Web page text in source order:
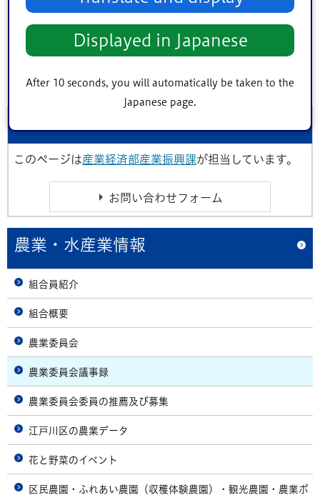
Displayed in Japanese
After 10 seconds, you will automatically be taken to the
Japanese page.
令和6年2月22日 第8回農業委員会議事録（PDF：
217KB）
このページは産業経済部産業振興課が担当しています。
農業・水産業情報
組合員紹介
組合概要
農業委員会
農業委員会議事録
農業委員会委員の推薦及び募集
江戸川区の農業データ
花と野菜のイベント
区民農園・ふれあい農園（収穫体験農園）・観光農園・農業ボ